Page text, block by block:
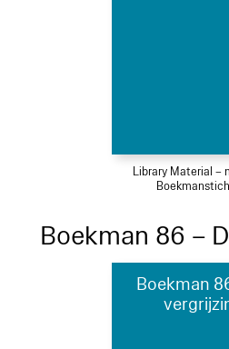
Library Material –
Boekman 86 –
Boekman